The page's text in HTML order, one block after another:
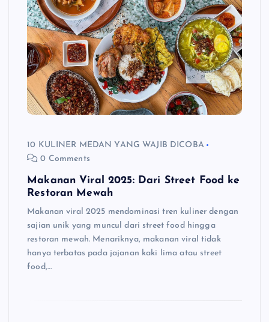
10 KULINER MEDAN YANG WAJIB DICOBA
0 Comments
Makanan Viral 2025: Dari Street Food ke
Restoran Mewah
Makanan viral 2025 mendominasi tren kuliner dengan
sajian unik yang muncul dari street food hingga
restoran mewah. Menariknya, makanan viral tidak
hanya terbatas pada jajanan kaki lima atau street
food,…